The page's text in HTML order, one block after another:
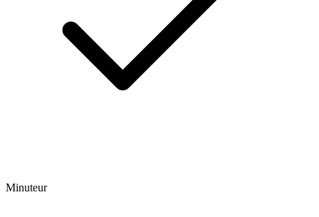
Minuteur